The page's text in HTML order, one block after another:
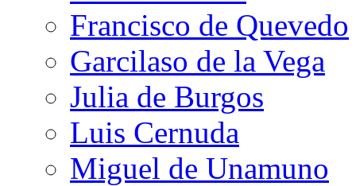
Francisco de Quevedo
Garcilaso de la Vega
Julia de Burgos
Luis Cernuda
Miguel de Unamuno